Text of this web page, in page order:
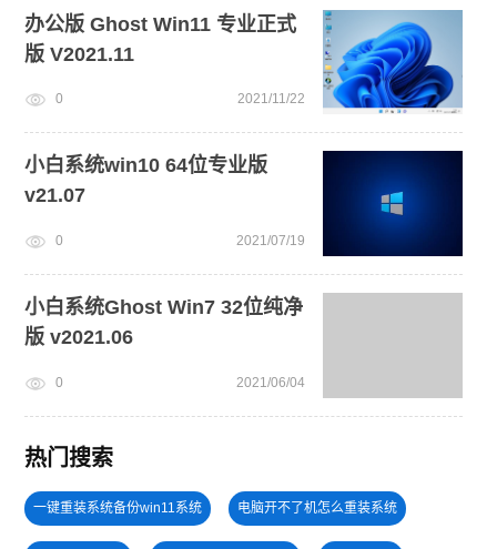
办公版 Ghost Win11 专业正式
版 V2021.11
0 2021/11/22
小白系统win10 64位专业版
v21.07
0 2021/07/19
小白系统Ghost Win7 32位纯净
版 v2021.06
0 2021/06/04
热门搜索
一键重装系统备份win11系统 电脑开不了机怎么重装系统